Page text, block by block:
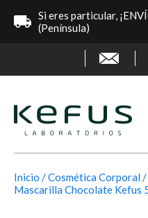
Si eres particular,
(Península)
Inicio Cosmética Corporal
Mascarilla Chocolate Kefus